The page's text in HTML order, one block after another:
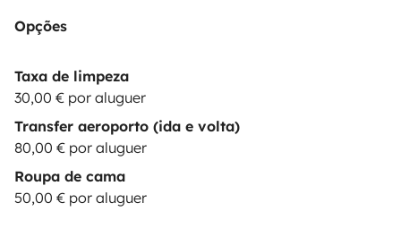
Opções
Taxa de limpeza
30,00 € por aluguer
Transfer aeroporto (ida e volta)
80,00 € por aluguer
Roupa de cama
50,00 € por aluguer